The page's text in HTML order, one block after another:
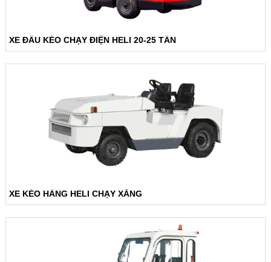
XE ĐẦU KÉO CHẠY ĐIỆN HELI 20-25 TẤN
XE KÉO HÀNG HELI CHẠY XĂNG